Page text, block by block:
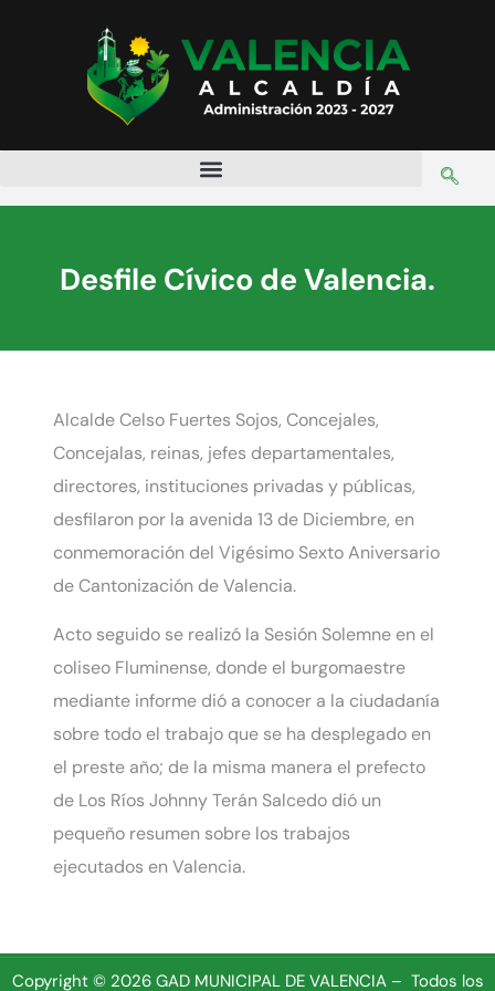
Desfile Cívico de Valencia.
AlcaldeCelso Fuertes Sojos, Concejales,
Concejalas, reinas, jefes departamentales,
directores, instituciones privadas y públicas,
desfilaron por la avenida 13 de Diciembre, en
conmemoración del Vigésimo Sexto Aniversario
de Cantonización de Valencia.
Acto seguido se realizó la Sesión Solemne en el
coliseo Fluminense, donde el burgomaestre
mediante informe dió a conocer a la ciudadanía
sobre todo el trabajo que se ha desplegado en
el preste año; de la misma manera el prefecto
de Los Ríos Johnny Terán Salcedo dió un
pequeño resumen sobre los trabajos
ejecutados en Valencia.
Copyright © 2026 GAD MUNICIPAL DE VALENCIA – Todos los